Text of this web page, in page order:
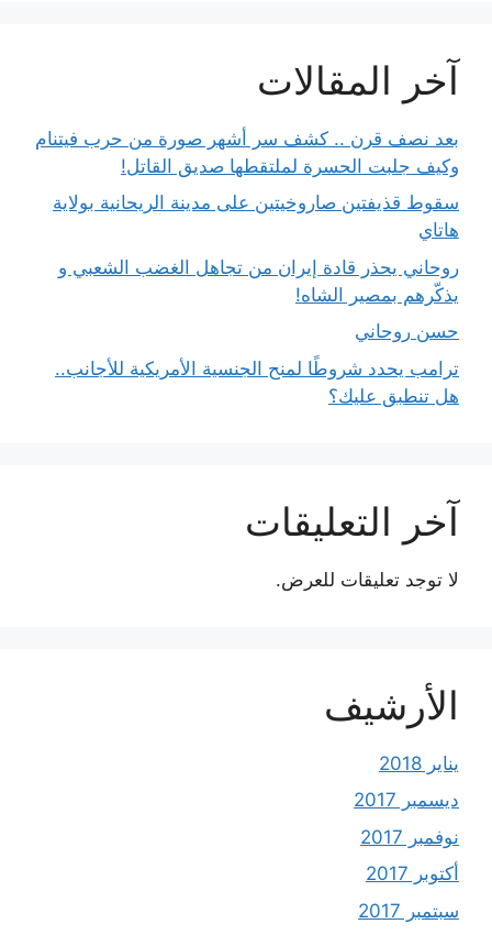
آخر المقالات
بعد نصف قرن .. كشف سر أشهر صورة من حرب فيتنام
وكيف جلبت الحسرة لملتقطها صديق القاتل!
سقوط قذيفتين صاروخيتين على مدينة الريحانية بولاية
هاتاي
روحاني يحذر قادة إيران من تجاهل الغضب الشعبي و
يذكّرهم بمصير الشاه!
حسن روحاني
ترامب يحدد شروطًا لمنح الجنسية الأمريكية للأجانب..
هل تنطبق عليك؟
آخر التعليقات
لا توجد تعليقات للعرض.
الأرشيف
يناير 2018
ديسمبر 2017
نوفمبر 2017
أكتوبر 2017
سبتمبر 2017